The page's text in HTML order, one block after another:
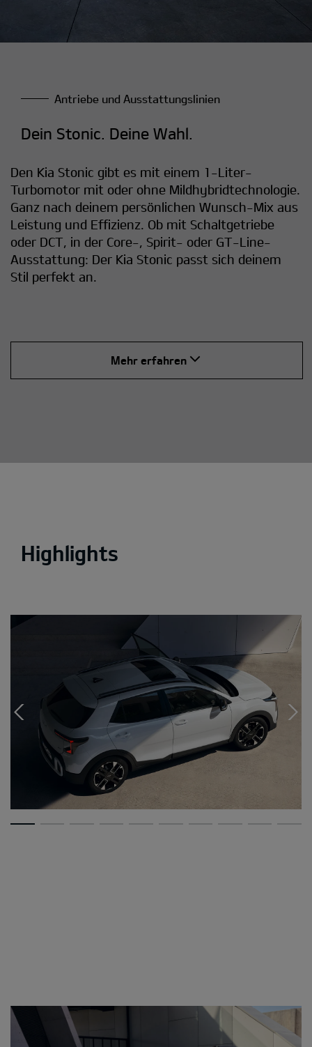
Antriebe und Ausstattungslinien
Dein Stonic. Deine Wahl.
Den Kia Stonic gibt es mit einem 1-Liter-
Turbomotor mit oder ohne Mildhybridtechnologie.
Ganz nach deinem persönlichen Wunsch-Mix aus
Leistung und Effizienz. Ob mit Schaltgetriebe
oder DCT, in der Core-, Spirit- oder GT-Line-
Ausstattung: Der Kia Stonic passt sich deinem
Stil perfekt an.
Mehr erfahren
Highlights